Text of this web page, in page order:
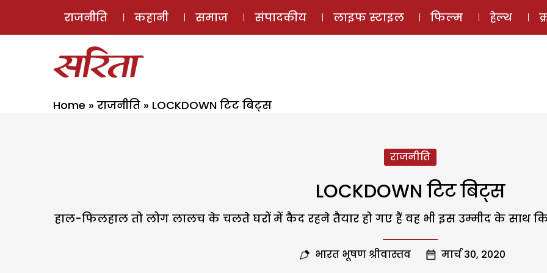
ई-मैगज़ीन
राजनीति कहानी समाज संपादकीय लाइफ स्टाइल फिल्म हेल्थ
Home » राजनीति » LOCKDOWN टिट बिट्स
राजनीति
LOCKDOWN टिट बिट्स
हाल-फिलहाल तो लोग लालच के चलते घरों में कैद रहने तैयार हो गए हैं वह भी इस उम्मीद के साथ
भारत भूषण श्रीवास्तव मार्च 30, 2020